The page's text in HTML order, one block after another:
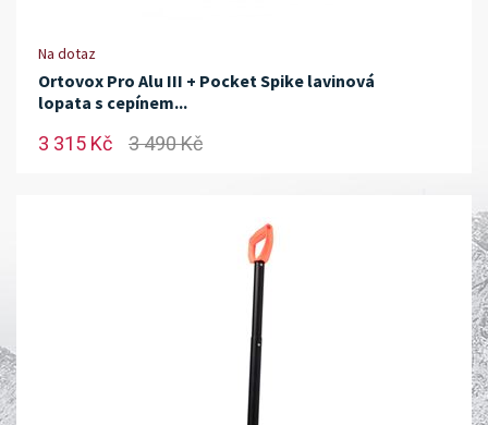
Na dotaz
Ortovox Pro Alu III + Pocket Spike lavinová
lopata s cepínem...
3 315 Kč 3 490 Kč